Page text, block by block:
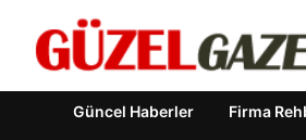
Güncel Haberler Firma